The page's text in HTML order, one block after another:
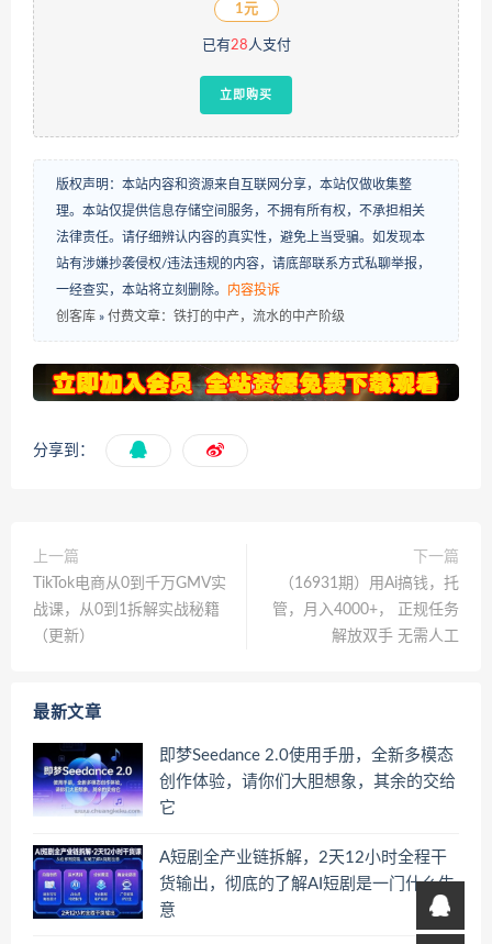
1元
已有28人支付
立即购买
版权声明：本站内容和资源来自互联网分享，本站仅做收集整
理。本站仅提供信息存储空间服务，不拥有所有权，不承担相关
法律责任。请仔细辨认内容的真实性，避免上当受骗。如发现本
站有涉嫌抄袭侵权/违法违规的内容，请底部联系方式私聊举报，
一经查实，本站将立刻删除。 内容投诉
创客库 » 付费文章：铁打的中产，流水的中产阶级
分享到：
上一篇
TikTok电商从0到千万GMV实
战课，从0到1拆解实战秘籍
（更新）
下一篇
（16931期）用Ai搞钱，托
管，月入4000+， 正规任务
解放双手 无需人工
最新文章
即梦Seedance 2.0使用手册，全新多模态
创作体验，请你们大胆想象，其余的交给
它
A短剧全产业链拆解，2天12小时全程干
货输出，彻底的了解AI短剧是一门什么生
意